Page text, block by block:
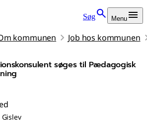
Søg Menu
kommunen Job hos kommunen
søges til Pædagogisk